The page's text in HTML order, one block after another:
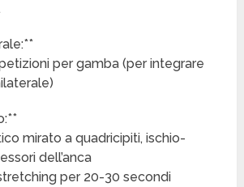
per gamba (per integrare
mirato a quadricipiti, ischio-
dell’anca
per 20-30 secondi